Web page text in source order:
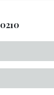
0210